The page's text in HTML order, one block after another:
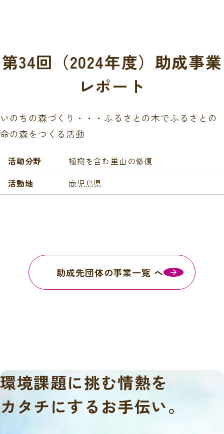
第34回（2024年度）助成事業
レポート
いのちの森づくり・・・ふるさとの木でふるさとの
命の森をつくる活動
活動分野
植樹を含む里山の修復
活動地
鹿児島県
助成先団体の事業一覧 へ
環境課題に挑む情熱を
カタチにするお手伝い。